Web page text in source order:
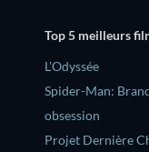
Top 5 meilleurs
L'Odyssée
Spider-Man:
obsession
Projet Dernière